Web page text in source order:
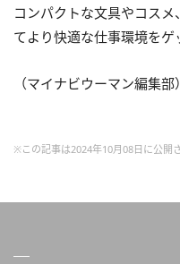
コンパクトな文具やコス
てより快適な仕事環境をゲ
（マイナビウーマン編集部）
※この記事は2024年10月08日に公開